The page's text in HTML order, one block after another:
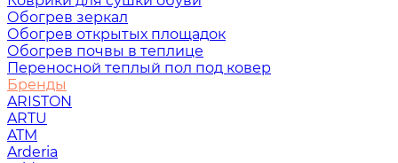
Обогрев зеркал
Обогрев открытых площадок
Обогрев почвы в теплице
Переносной теплый пол под ковер
Бренды
ARISTON
ARTU
ATM
Arderia